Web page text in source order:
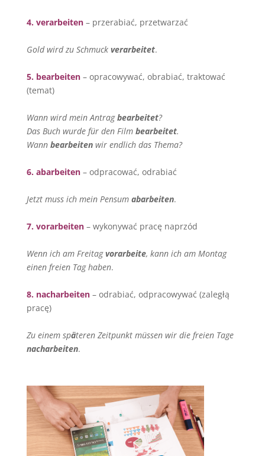
4. verarbeiten– przerabiać, przetwarzać
Gold wird zu Schmuck verarbeitet.
5. bearbeiten– opracowywać, obrabiać, traktować
(temat)
Wann wird mein Antragbearbeitet?
Das Buch wurde für den Film bearbeitet.
Wann bearbeitenwir endlich das Thema?
6. abarbeiten– odpracować, odrabiać
Jetzt muss ich mein Pensum abarbeiten.
7. vorarbeiten – wykonywać pracę naprzód
Wenn ich am Freitagvorarbeite, kann ich am Montag
einen freien Tag haben.
8. nacharbeiten– odrabiać, odpracowywać (zaległą
pracę)
Zu einem späteren Zeitpunkt müssen wir die freien Tage
nacharbeiten.